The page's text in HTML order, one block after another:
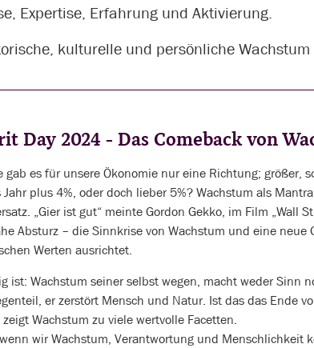
Expertise, Erfahrung und Aktivierung.
kulturelle und persönliche Wachstum
Day 2024 - Das Comeback von
gab es für unsere Ökonomie nur eine Richtung; größer,
Jahr plus 4%, oder doch lieber 5%? Wachstum als
„Gier ist gut“ meinte Gordon Gekko, im Film „Wall
Absturz – die Sinnkrise von Wachstum und eine neue
Werten ausrichtet.
ist: Wachstum seiner selbst wegen, macht weder Sinn
er zerstört Mensch und Natur. Ist das das Ende
zeigt Wachstum zu viele wertvolle Facetten.
wir Wachstum, Verantwortung und Menschlichkeit